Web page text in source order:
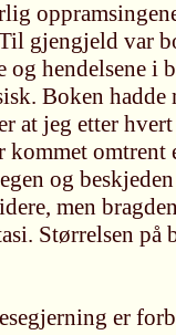
gjengjeld var
og hendelsene i
Boken
at jeg etter
kommet omtrent
og
men
Størrelsen på
er